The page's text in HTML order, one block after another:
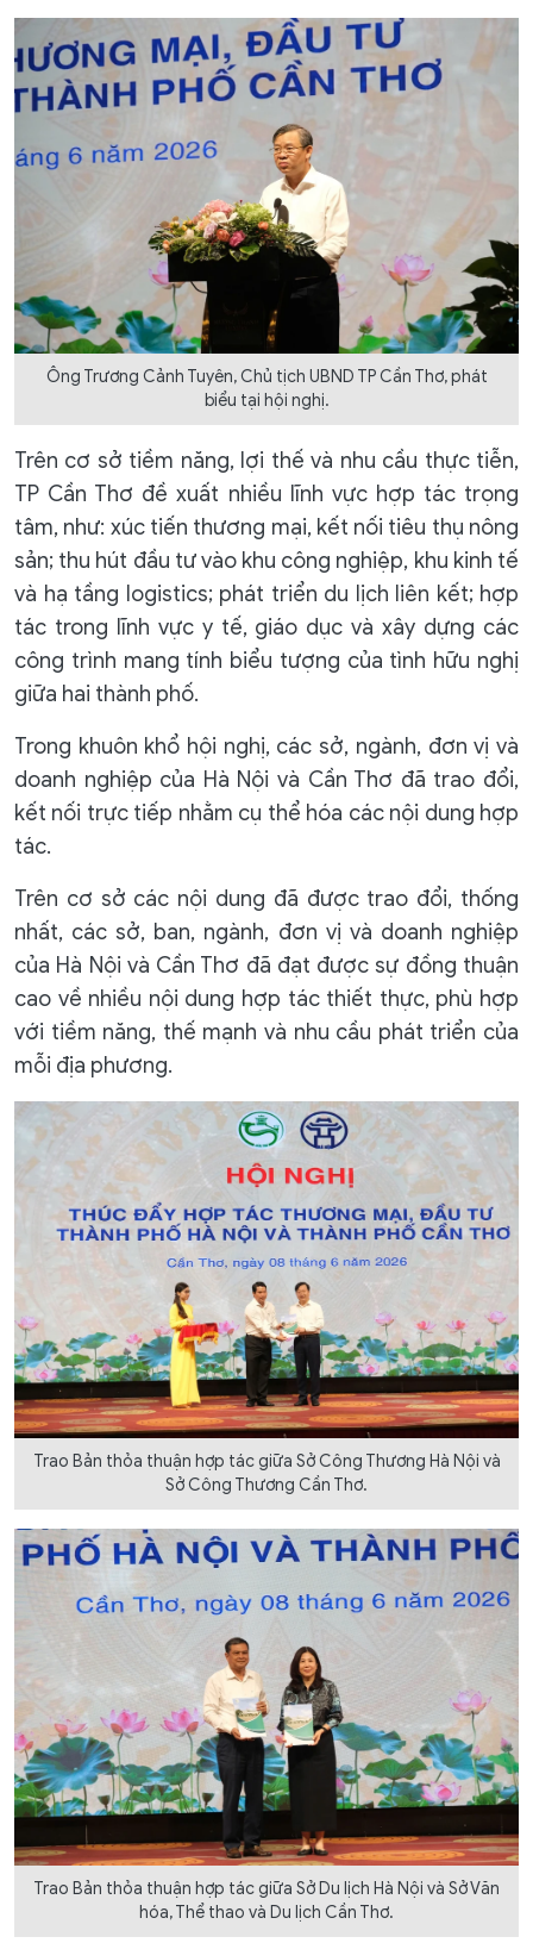
Ông Trương Cảnh Tuyên, Chủ tịch UBND TP Cần Thơ, phát
biểu tại hội nghị.
Trên cơ sở tiềm năng, lợi thế và nhu cầu thực tiễn,
TP Cần Thơ đề xuất nhiều lĩnh vực hợp tác trọng
tâm, như: xúc tiến thương mại, kết nối tiêu thụ nông
sản; thu hút đầu tư vào khu công nghiệp, khu kinh tế
và hạ tầng logistics; phát triển du lịch liên kết; hợp
tác trong lĩnh vực y tế, giáo dục và xây dựng các
công trình mang tính biểu tượng của tình hữu nghị
giữa hai thành phố.
Trong khuôn khổ hội nghị, các sở, ngành, đơn vị và
doanh nghiệp của Hà Nội và Cần Thơ đã trao đổi,
kết nối trực tiếp nhằm cụ thể hóa các nội dung hợp
tác.
Trên cơ sở các nội dung đã được trao đổi, thống
nhất, các sở, ban, ngành, đơn vị và doanh nghiệp
của Hà Nội và Cần Thơ đã đạt được sự đồng thuận
cao về nhiều nội dung hợp tác thiết thực, phù hợp
với tiềm năng, thế mạnh và nhu cầu phát triển của
mỗi địa phương.
Trao Bản thỏa thuận hợp tác giữa Sở Công Thương Hà Nội và
Sở Công Thương Cần Thơ.
Trao Bản thỏa thuận hợp tác giữa Sở Du lịch Hà Nội và Sở Văn
hóa, Thể thao và Du lịch Cần Thơ.